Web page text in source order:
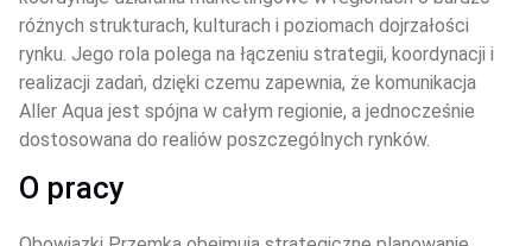
różnych strukturach, kulturach i poziomach dojrzałości
rynku. Jego rola polega na łączeniu strategii, koordynacji i
realizacji zadań, dzięki czemu zapewnia, że komunikacja
Aller Aqua jest spójna w całym regionie, a jednocześnie
dostosowana do realiów poszczególnych rynków.
O pracy